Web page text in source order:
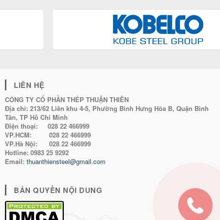
LIÊN HỆ
CÔNG TY CỔ PHẦN THÉP THUẬN THIÊN
Địa chỉ: 213/62 Liên khu 4-5, Phường Bình Hưng Hòa B, Quận Bình
Tân, TP Hồ Chí Minh
Điện thoại:
028 22 466999
VP.HCM:
028 22 466999
VP.Hà Nội:
028 22 466999
Hotline: 0983 25 9292
Email: thuanthiensteel@gmail.com
BẢN QUYỀN NỘI DUNG